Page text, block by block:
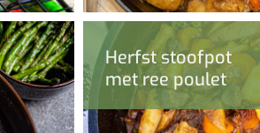
Herfst stoofpot
met ree poulet